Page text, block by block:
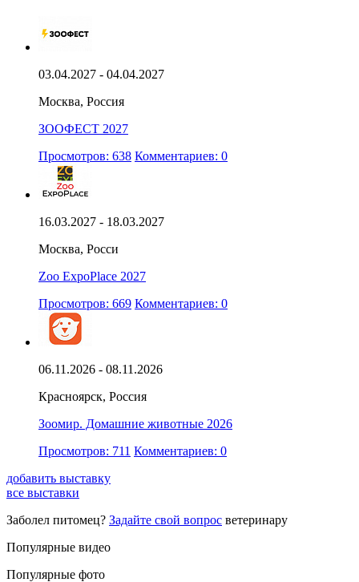
03.04.2027 - 04.04.2027
Москва, Россия
ЗООФЕСТ 2027
Просмотров: 638 Комментариев: 0
16.03.2027 - 18.03.2027
Москва, Росси
Zoo ExpoPlace 2027
Просмотров: 669 Комментариев: 0
06.11.2026 - 08.11.2026
Красноярск, Россия
Зоомир. Домашние животные 2026
Просмотров: 711 Комментариев: 0
добавить выставку
все выставки
Заболел питомец? Задайте свой вопрос ветеринару
Популярные видео
Популярные фото